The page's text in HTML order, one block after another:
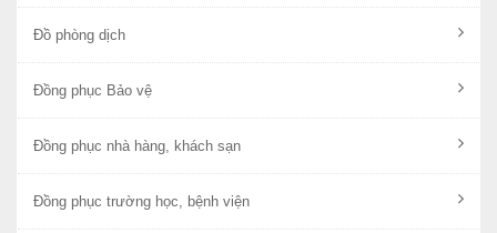
Đồ phòng dịch
Đồng phục Bảo vệ
Đồng phục nhà hàng, khách sạn
Đồng phục trường học, bệnh viện